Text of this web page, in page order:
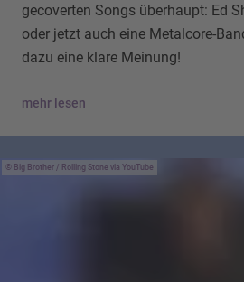
gecoverten Songs überhaupt: Ed
oder jetzt auch eine Metalcore-
dazu eine klare Meinung!
mehr lesen
Big Brother / Rolling Stone via YouTube